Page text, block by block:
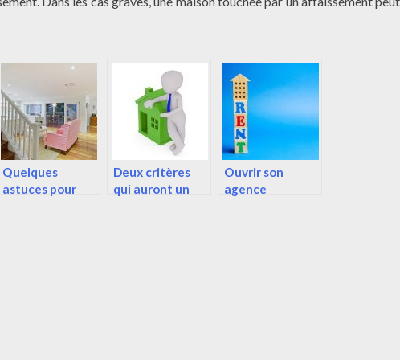
Quelques
astuces pour
Deux critères
qui auront un
Ouvrir son
agence